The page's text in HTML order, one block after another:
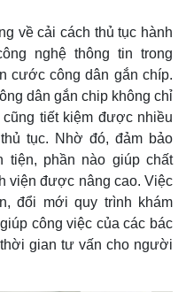
về cải cách thủ tục hành
nghệ thông tin trong
cước công dân gắn chíp.
dân gắn chip không chỉ
tiết kiệm được nhiều
tục. Nhờ đó, đảm bảo
tiện, phần nào giúp chất
viện được nâng cao. Việc
đổi mới quy trình khám
công việc của các bác
gian tư vấn cho người